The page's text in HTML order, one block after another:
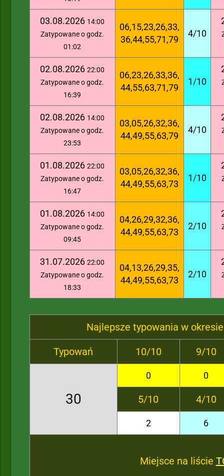
03.08.2026 14:00
Zatypowane o godz.
01:02
06,15,23,26,33,
36,44,55,71,79
4/10
02.08.2026 22:00
Zatypowane o godz.
16:39
06,23,26,33,36,
44,55,63,71,79
1/10
02.08.2026 14:00
Zatypowane o godz.
23:53
03,05,26,32,36,
44,49,55,63,79
4/10
01.08.2026 22:00
Zatypowane o godz.
16:47
03,05,26,32,36,
44,49,55,63,73
1/10
01.08.2026 14:00
Zatypowane o godz.
09:45
04,26,29,32,36,
44,49,55,63,73
2/10
31.07.2026 22:00
Zatypowane o godz.
18:33
04,13,26,29,35,
44,49,55,63,73
2/10
Najlepsze typowania w
Typowań 10/10 9/10
30
0 0
5/10 4/10
2 6
Miejsce na liście